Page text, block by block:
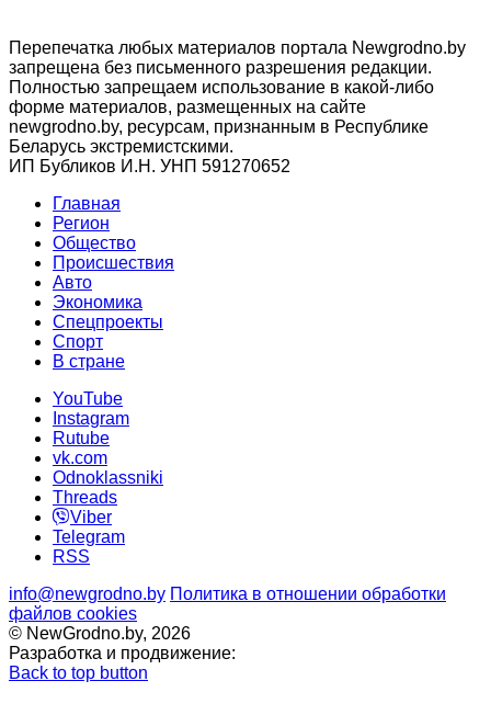
Перепечатка любых материалов портала Newgrodno.by
запрещена без письменного разрешения редакции.
Полностью запрещаем использование в какой-либо
форме материалов, размещенных на сайте
newgrodno.by, ресурсам, признанным в Республике
Беларусь экстремистскими.
ИП Бубликов И.Н. УНП 591270652
Главная
Регион
Общество
Происшествия
Авто
Экономика
Спецпроекты
Cпорт
В стране
YouTube
Instagram
Rutube
vk.com
Odnoklassniki
Threads
Viber
Telegram
RSS
info@newgrodno.by Политика в отношении обработки
файлов cookies
© NewGrodno.by, 2026
Разработка и продвижение:
Back to top button